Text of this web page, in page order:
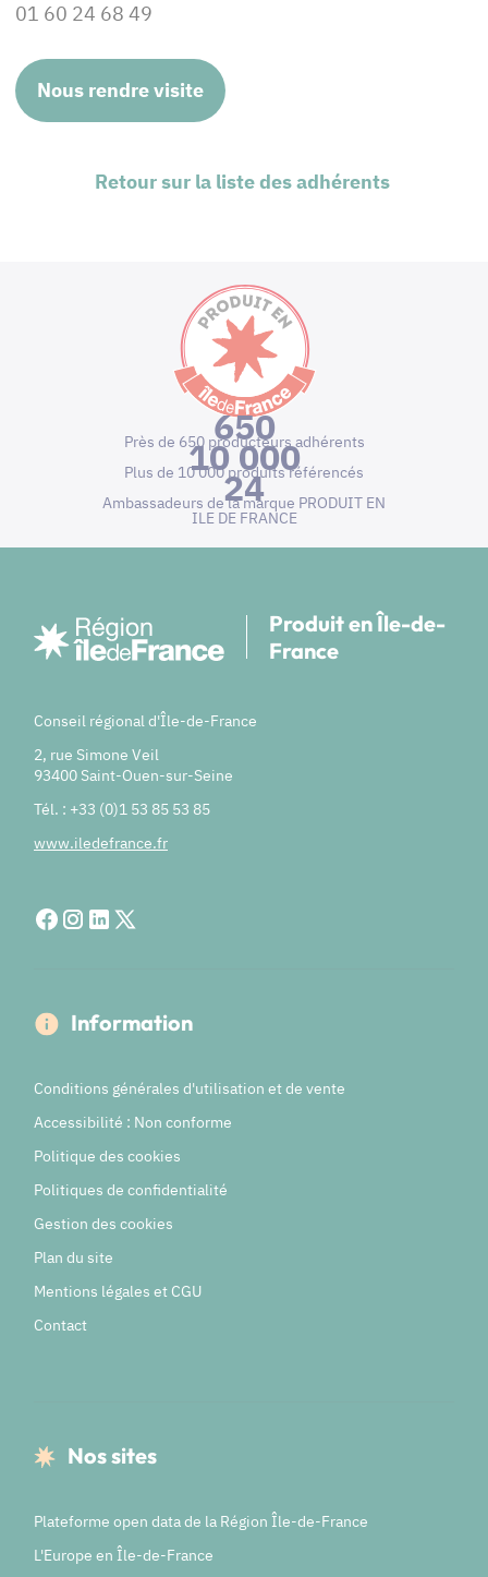
01 60 24 68 49
Nous rendre visite
Retour sur la liste des adhérents
650
Près de 650 producteurs adhérents
10 000
Plus de 10 000 produits référencés
24
Ambassadeurs de la marque PRODUIT EN
ILE DE FRANCE
Produit en Île-de-
France
Conseil régional d'Île-de-France
2, rue Simone Veil
93400 Saint-Ouen-sur-Seine
Tél. : +33 (0)1 53 85 53 85
www.iledefrance.fr
Information
Conditions générales d'utilisation et de vente
Accessibilité : Non conforme
Politique des cookies
Politiques de confidentialité
Gestion des cookies
Plan du site
Mentions légales et CGU
Contact
Nos sites
Plateforme open data de la Région Île-de-France
L'Europe en Île-de-France